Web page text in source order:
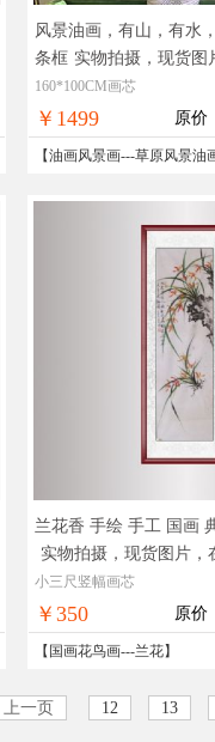
风景油画，有山，有水
条框 实物拍摄，现货图
全国免邮
160*100CM画芯
￥1499 原价
【油画风景画---草原风景油
兰花香 手绘 手工 国画
实物拍摄，现货图片，
免邮
小三尺竖幅画芯
￥350 原价
【 国画花鸟画---兰花】
上一页 12 13